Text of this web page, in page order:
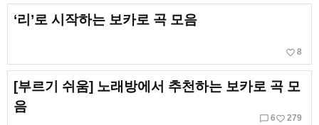
‘리’로 시작하는 보카로 곡 모음
favorite_border 8
[부르기 쉬움] 노래방에서 추천하는 보카로 곡 모
음
chat_bubble_outline 6favorite_border 279